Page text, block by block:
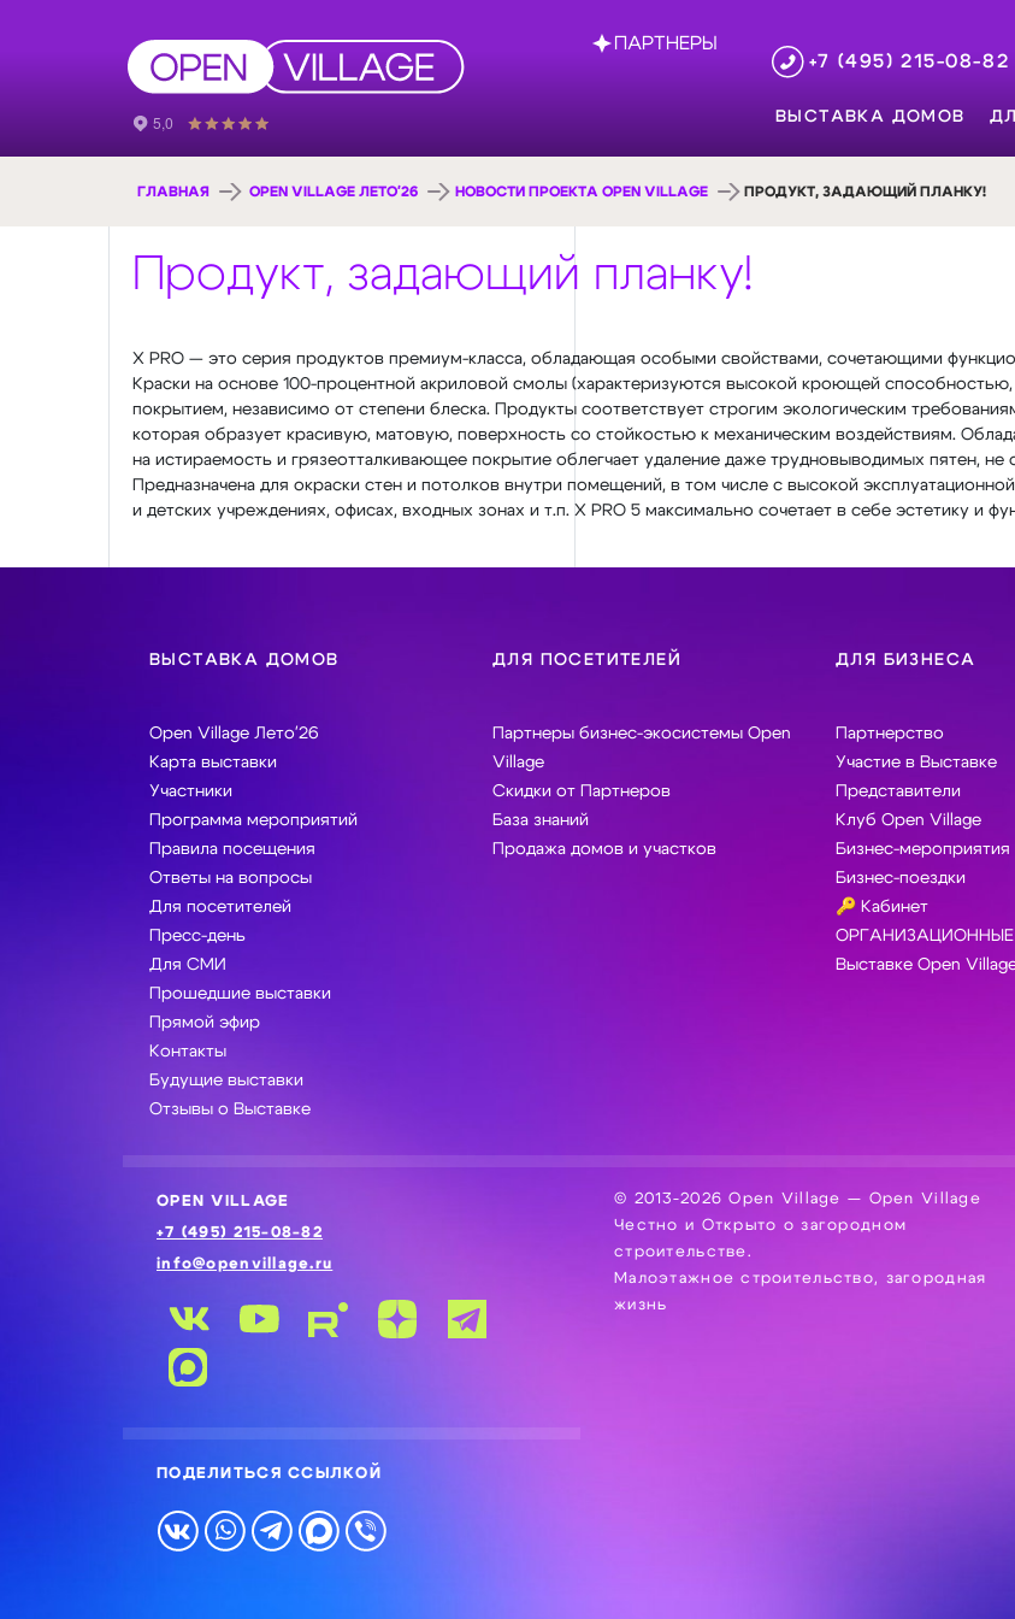
ПАРТНЕРЫ
+7 (495) 215-08-82
ВЫСТАВКА ДОМОВ
ГЛАВНАЯ OPEN VILLAGE ЛЕТО'26 НОВОСТИ ПРОЕКТА OPEN VILLAGE ПРОДУКТ, ЗАДАЮЩИЙ ПЛАНКУ!
Продукт, задающий планку!
X PRO — это серия продуктов премиум-класса, обладающая особыми свойствами, сочетающими
Краски на основе 100-процентной акриловой смолы (характеризуются высокой кроющей
покрытием, независимо от степени блеска. Продукты соответствует строгим экологическим
которая образует красивую, матовую, поверхность со стойкостью к механическим воздействиям.
на истираемость и грязеотталкивающее покрытие облегчает удаление даже трудновыводимых пятен, не
Предназначена для окраски стен и потолков внутри помещений, в том числе с высокой
и детских учреждениях, офисах, входных зонах и т.п. X PRO 5 максимально сочетает в себе эстетику и
ВЫСТАВКА ДОМОВ
Open Village Лето'26
Карта выставки
Участники
Программа мероприятий
Правила посещения
Ответы на вопросы
Для посетителей
Пресс-день
Для СМИ
Прошедшие выставки
Прямой эфир
Контакты
Будущие выставки
Отзывы о Выставке
ДЛЯ ПОСЕТИТЕЛЕЙ
Партнеры бизнес-экосистемы Open
Village
Скидки от Партнеров
База знаний
Продажа домов и участков
ДЛЯ БИЗНЕСА
Партнерство
Участие в Выставке
Представители
Клуб Open Village
Бизнес-мероприятия
Бизнес-поездки
🔑 Кабинет
Выставке Open
OPEN VILLAGE
+7 (495) 215-08-82
info@openvillage.ru
ПОДЕЛИТЬСЯ ССЫЛКОЙ
© 2013-2026 Open Village — Open Village
Честно и Открыто о загородном
строительстве.
Малоэтажное строительство, загородная
жизнь